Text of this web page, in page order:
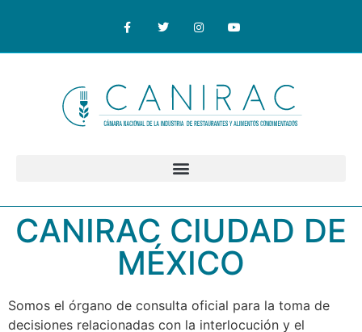
CANIRAC CIUDAD DE
MÉXICO
Somos el órgano de consulta oficial para la toma de
decisiones relacionadas con la interlocución y el